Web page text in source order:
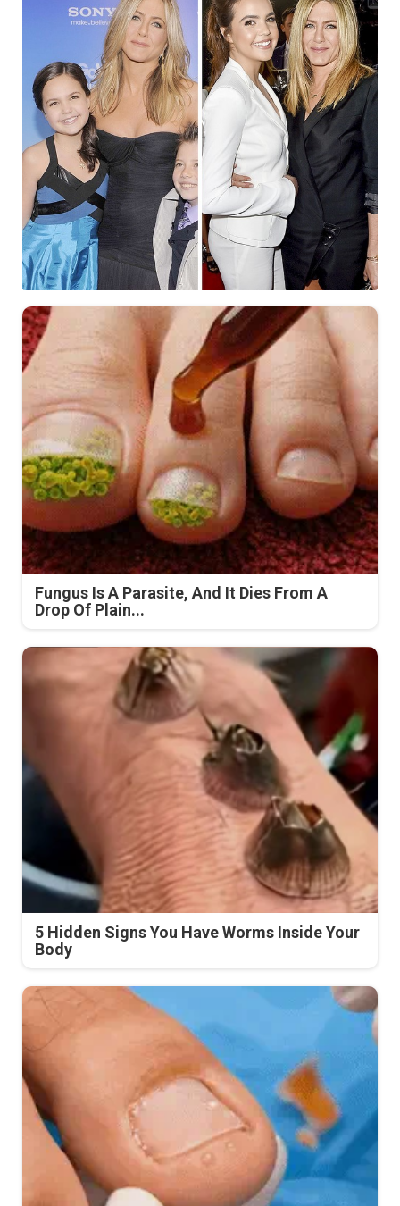
Fungus Is A Parasite, And It Dies From A
Drop Of Plain...
5 Hidden Signs You Have Worms Inside Your
Body